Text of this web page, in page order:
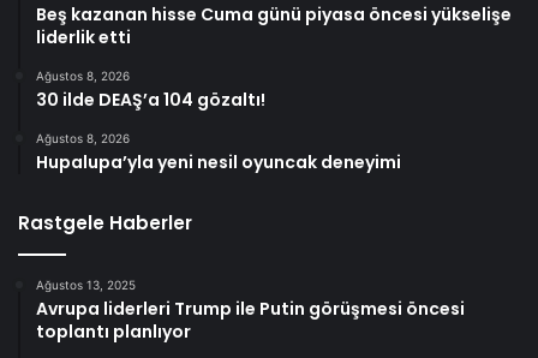
Beş kazanan hisse Cuma günü piyasa öncesi yükselişe
liderlik etti
Ağustos 8, 2026
30 ilde DEAŞ’a 104 gözaltı!
Ağustos 8, 2026
Hupalupa’yla yeni nesil oyuncak deneyimi
Rastgele Haberler
Ağustos 13, 2025
Avrupa liderleri Trump ile Putin görüşmesi öncesi
toplantı planlıyor